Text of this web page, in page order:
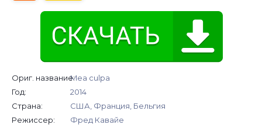
Ориг. название:Mea culpa
Год:
2014
Страна:
США, Франция, Бельгия
Режиссер:
Фред Кавайе